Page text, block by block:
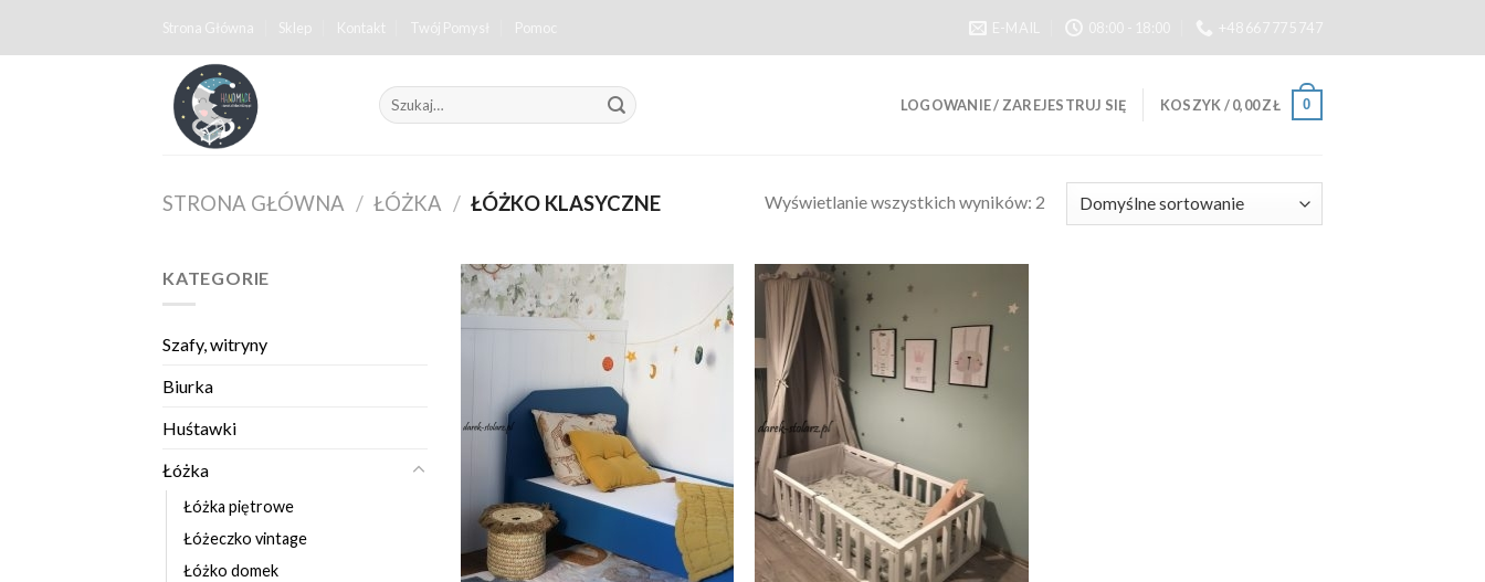
Strona Główna Sklep Kontakt Twój Pomysł Pomoc E-MAIL 08:00 - 18:00 +48 667 775 747
Szukaj:
LOGOWANIE / ZAREJESTRUJ SIĘ KOSZYK /0,00ZŁ 0
STRONA GŁÓWNA / ŁÓŻKA / ŁÓŻKO KLASYCZNE Wyświetlanie wszystkich wyników: 2
KATEGORIE
Szafy, witryny
Biurka
Huśtawki
Łóżka
Łóżka piętrowe
Łóżeczko vintage
Łóżko domek
Dodaj
listy
życzeń
Dodaj
do
listy
życzeń